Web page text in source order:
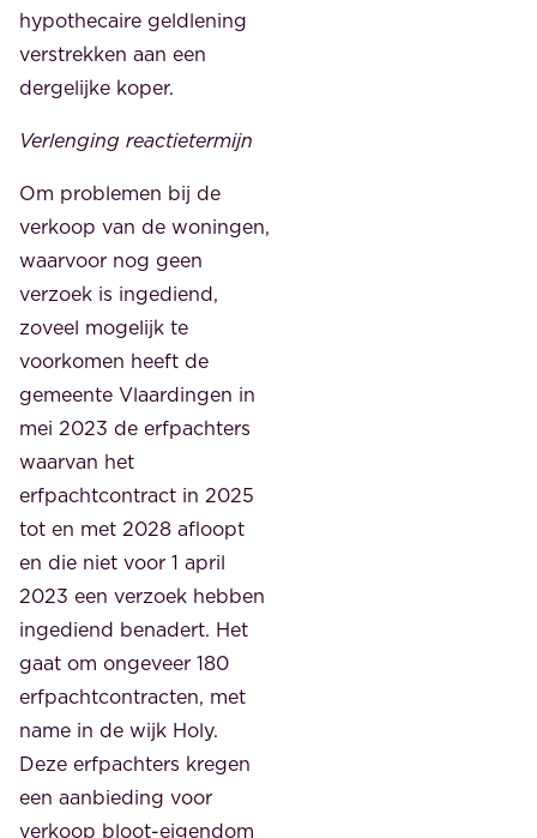
hypothecaire geldlening
verstrekken aan een
dergelijke koper.
Verlenging reactietermijn
Om problemen bij de
verkoop van de woningen,
waarvoor nog geen
verzoek is ingediend,
zoveel mogelijk te
voorkomen heeft de
gemeente Vlaardingen in
mei 2023 de erfpachters
waarvan het
erfpachtcontract in 2025
tot en met 2028 afloopt
en die niet voor 1 april
2023 een verzoek hebben
ingediend benadert. Het
gaat om ongeveer 180
erfpachtcontracten, met
name in de wijk Holy.
Deze erfpachters kregen
een aanbieding voor
verkoop bloot-eigendom